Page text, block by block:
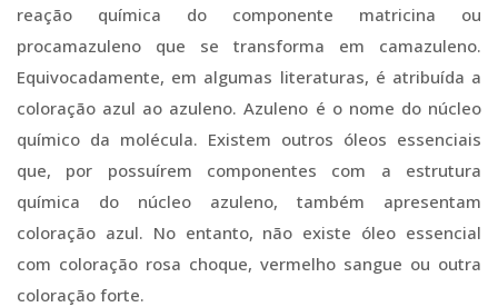
reação química do componente matricina ou
procamazuleno que se transforma em camazuleno.
Equivocadamente, em algumas literaturas, é atribuída a
coloração azul ao azuleno. Azuleno é o nome do núcleo
químico da molécula. Existem outros óleos essenciais
que, por possuírem componentes com a estrutura
química do núcleo azuleno, também apresentam
coloração azul. No entanto, não existe óleo essencial
com coloração rosa choque, vermelho sangue ou outra
coloração forte.